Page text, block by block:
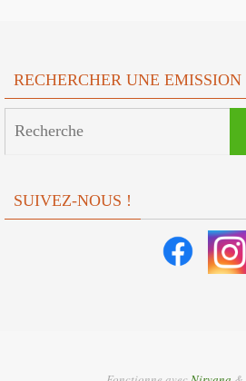
RECHERCHER UNE EMISSION
SUIVEZ-NOUS !